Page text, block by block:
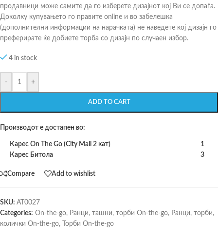
продавници може самите да го изберете дизајнот кој Ви се допаѓа.
Доколку купувањето го правите online и во забелешка
(дополнителни информации на нарачката) не наведете кој дизајн го
преферирате ќе добиете торба со дизајн по случаен избор.
4 in stock
- +
ADD TO CART
Производот е достапен во:
Карес On The Go (City Mall 2 кат)
1
Карес Битола
3
Compare Add to wishlist
SKU: AT0027
Categories: On-the-go, Ранци, ташни, торби On-the-go, Ранци, торби,
колички On-the-go, Торби On-the-go